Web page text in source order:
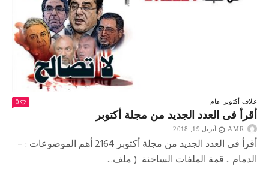
غلاف أكتوبر هام 0
أقرأ فى العدد الجديد من مجلة أكتوبر
AMR أبريل 19, 2018
أقرأ فى العدد الجديد من مجلة أكتوبر 2164 أهم الموضوعات : –
الدمام .. قمة الملفات الساخنة ( ملف...